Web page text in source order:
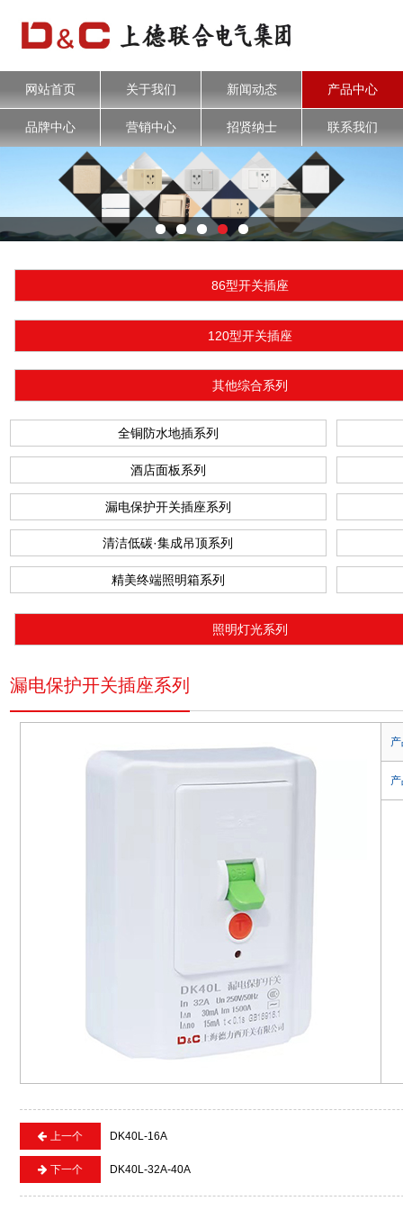
网站首页 关于我们 新闻动态 产品中心
品牌中心 营销中心 招贤纳士 联系我们
86型开关插座
120型开关插座
其他综合系列
全铜防水地插系列
酒店面板系列
漏电保护开关插座系列
清洁低碳·集成吊顶系列
精美终端照明箱系列
照明灯光系列
漏电保护开关插座系列
上一个 DK40L-16A
下一个 DK40L-32A-40A